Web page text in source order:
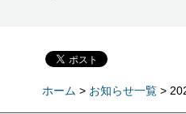
ホーム > お知らせ一覧 >